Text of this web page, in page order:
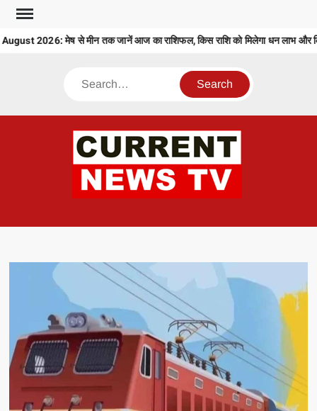
Skip
content2026: मेष से मीन तक जानें आज का राशिफल, किस राशि को मिलेगा धन लाभ और किसे
Search